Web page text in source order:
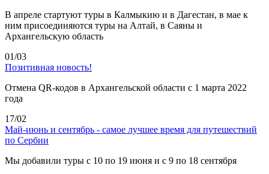
В апреле стартуют туры в Калмыкию и в Дагестан, в мае к
ним присоединяются туры на Алтай, в Саяны и
Архангельскую область
01/03
Позитивная новость!
Отмена QR-кодов в Архангельской области с 1 марта 2022
года
17/02
Май-июнь и сентябрь - самое лучшее время для путешествий
по Сербии
Мы добавили туры с 10 по 19 июня и с 9 по 18 сентября